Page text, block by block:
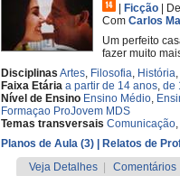
Ficção De
Com Carlos
Um perfeito
fazer muito
Disciplinas Artes, Filosofia, História,
Faixa Etária a partir de 14 anos, de
Nível de Ensino Ensino Médio,
Formaçao ProJovem MDS
Temas transversais Comunicação,
Planos de Aula (3)
| Relatos de
Veja Detalhes
Comentários